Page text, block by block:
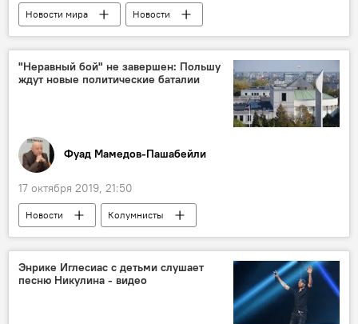
Новости мира Новости
"Неравный бой" не завершен: Польшу
ждут новые политические баталии
Фуад Мамедов-Пашабейли
17 октября 2019, 21:50
Новости
Колумнисты
Новости мира
Энрике Иглесиас с детьми слушает
песню Никулина - видео